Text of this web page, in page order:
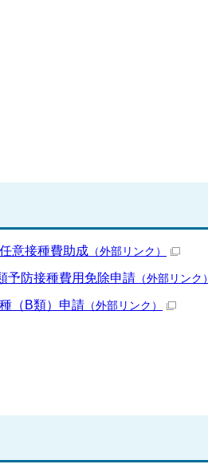
意接種費助成 （外部リンク）
予防接種費用免除申請 （外部リンク）
（B類）申請 （外部リンク）